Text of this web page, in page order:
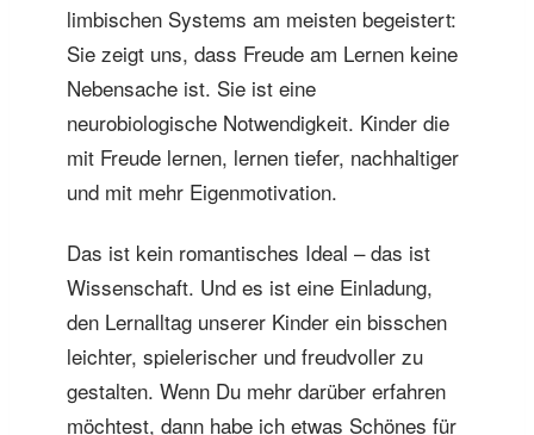
limbischen Systems am meisten begeistert:
Sie zeigt uns, dass Freude am Lernen keine
Nebensache ist. Sie ist eine
neurobiologische Notwendigkeit. Kinder die
mit Freude lernen, lernen tiefer, nachhaltiger
und mit mehr Eigenmotivation.
Das ist kein romantisches Ideal – das ist
Wissenschaft. Und es ist eine Einladung,
den Lernalltag unserer Kinder ein bisschen
leichter, spielerischer und freudvoller zu
gestalten. Wenn Du mehr darüber erfahren
möchtest, dann habe ich etwas Schönes für